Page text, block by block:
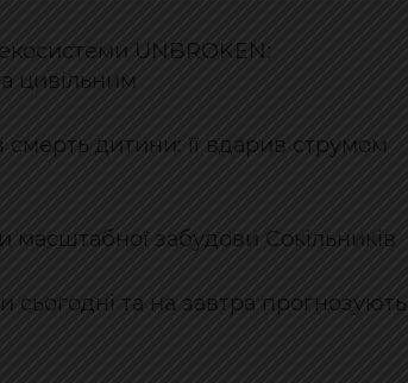
UNBROKEN:
цивільним
дитини: її вдарив струмом
масштабної забудови Сокільників
та на завтра прогнозують